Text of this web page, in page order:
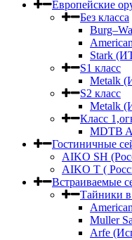
Европейские
Без класса
Stark
S1 класс
Metalk
S2 класс
Metalk
Класс
MDTB
Гостиничные
AIKO SH
AIKO Т (
Встраиваемые
Тайники
Muller
Arfe